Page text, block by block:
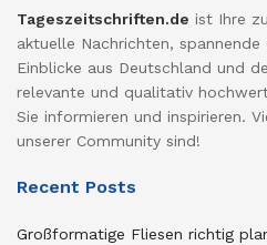
Tageszeitschriften.de ist Ihre
aktuelle Nachrichten,
Einblicke aus Deutschland und
relevante und qualitativ
Sie informieren und inspirieren.
unserer Community sind!
Recent Posts
Großformatige Fliesen richtig